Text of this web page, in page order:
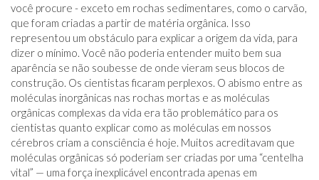
você procure - exceto em rochas sedimentares, como o carvão,
que foram criadas a partir de matéria orgânica. Isso
representou um obstáculo para explicar a origem da vida, para
dizer o mínimo. Você não poderia entender muito bem sua
aparência se não soubesse de onde vieram seus blocos de
construção. Os cientistas ficaram perplexos. O abismo entre as
moléculas inorgânicas nas rochas mortas e as moléculas
orgânicas complexas da vida era tão problemático para os
cientistas quanto explicar como as moléculas em nossos
cérebros criam a consciência é hoje. Muitos acreditavam que
moléculas orgânicas só poderiam ser criadas por uma “centelha
vital” — uma força inexplicável encontrada apenas em